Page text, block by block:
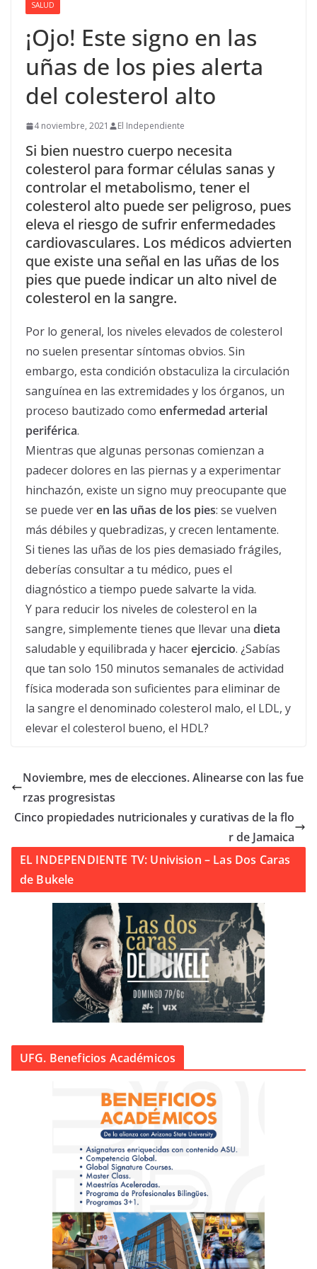
SALUD
¡Ojo! Este signo en las
uñas de los pies alerta
del colesterol alto
4 noviembre, 2021 El Independiente
Si bien nuestro cuerpo necesita
colesterol para formar células sanas y
controlar el metabolismo, tener el
colesterol alto puede ser peligroso, pues
eleva el riesgo de sufrir enfermedades
cardiovasculares. Los médicos advierten
que existe una señal en las uñas de los
pies que puede indicar un alto nivel de
colesterol en la sangre.
Por lo general, los niveles elevados de colesterol
no suelen presentar síntomas obvios. Sin
embargo, esta condición obstaculiza la circulación
sanguínea en las extremidades y los órganos, un
proceso bautizado como enfermedad arterial
periférica.
Mientras que algunas personas comienzan a
padecer dolores en las piernas y a experimentar
hinchazón, existe un signo muy preocupante que
se puede veren las uñas de los pies: se vuelven
más débiles y quebradizas, y crecen lentamente.
Si tienes las uñas de los pies demasiado frágiles,
deberías consultar a tu médico, pues el
diagnóstico a tiempo puede salvarte la vida.
Y para reducir los niveles de colesterol en la
sangre, simplemente tienes que llevar una dieta
saludable y equilibrada y hacerejercicio. ¿Sabías
que tan solo 150 minutos semanales de actividad
física moderada son suficientes para eliminar de
la sangre el denominado colesterol malo, el LDL, y
elevar el colesterol bueno, el HDL?
Noviembre, mes de elecciones. Alinearse con las fue
rzas progresistas
Cinco propiedades nutricionales y curativas de la flo
r de Jamaica
EL INDEPENDIENTE TV: Univision – Las Dos Caras
de Bukele
UFG. Beneficios Académicos